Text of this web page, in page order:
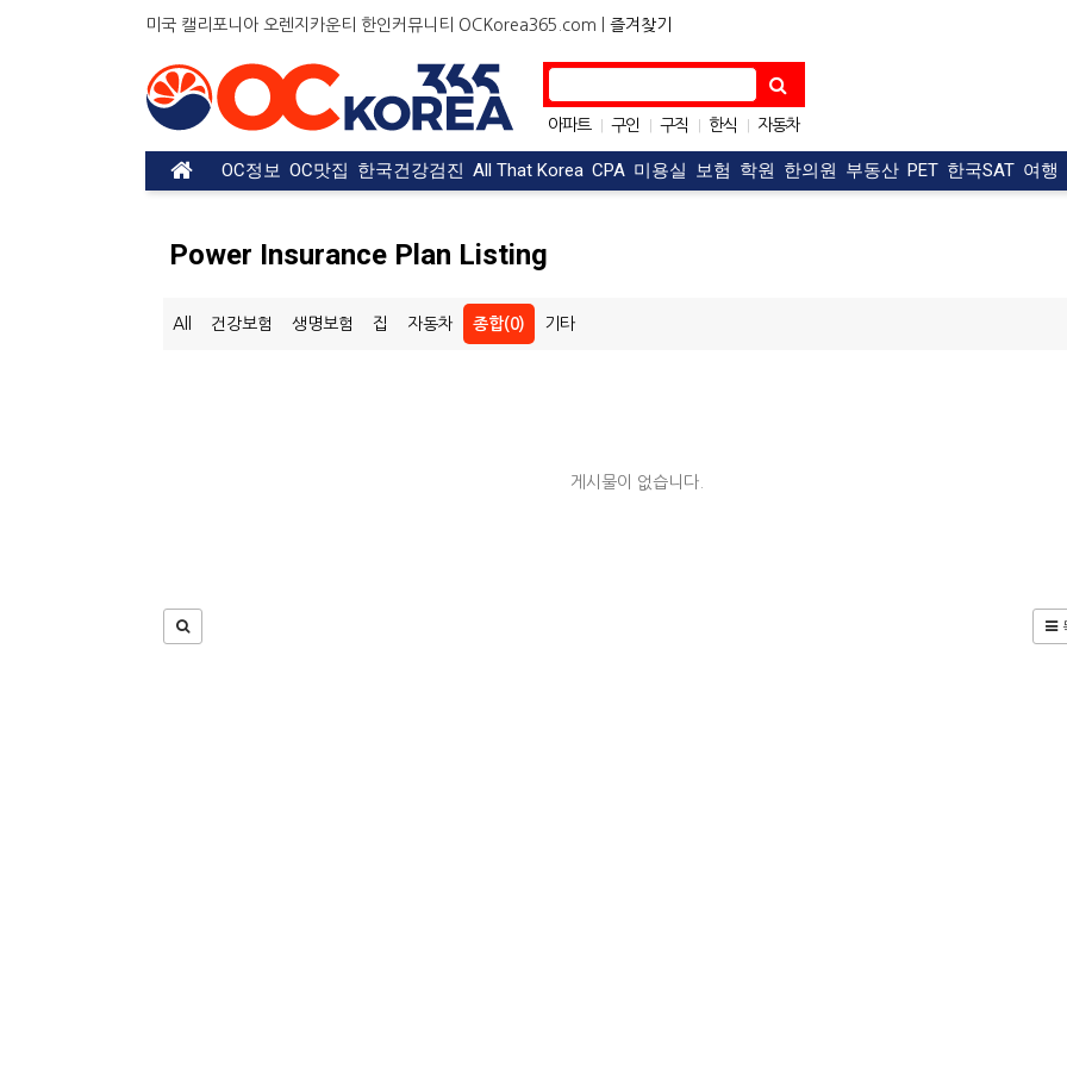
미국 캘리포니아 오렌지카운티 한인커뮤니티 OCKorea365.com | 즐겨찾기
아파트 구인 구직 한식 자동차
| OC맛집
OC정보 OC맛집 한국건강검진 All That Korea CPA 미용실 보험 학원 한의원 부동산 PET 한국SAT 여행
Power Insurance Plan Listing
All 건강보험 생명보험 집 자동차 종합(0) 기타
게시물이 없습니다.